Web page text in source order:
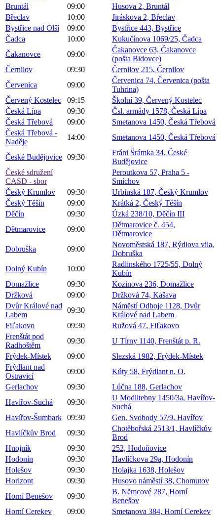
Bruntál
09:00
Husova 2, Bruntál
Břeclav
10:00
Jiráskova 2, Břeclav
Bystřice nad Olší
09:00
Bystřice 443, Bystřice
Čadca
10:00
Kukučínova 1069/25, Čadca
Čakanovce
09:00
Čakanovce 63, Čakanovce
(pošta Bidovce)
Černilov
09:30
Černilov 215, Černilov
Červenica
09:00
Červenica 74, Červenica (pošta
Tuhrina)
Červený Kostelec
09:15
Školní 39, Červený Kostelec
Česká Lípa
09:30
Čsl. armády 1578, Česká Lípa
Česká Třebová
09:00
Smetanova 1450, Česká Třebová
Česká Třebová -
Naděje
14:00 Smetanova 1450, Česká Třebová
České Budějovice 09:30
Fráni Šrámka 34, České
Budějovice
České sdružení
CASD - sbor
Peroutkova 57, Praha 5 -
Smíchov
Český Krumlov
09:30
Urbinská 187, Český Krumlov
Český Těšín
09:00
Krátká 2, Český Těšín
Děčín
09:30
Úzká 238/10, Děčín III
Dětmarovice
09:00
Dětmarovice č. 454,
Dětmarovice
Dobruška
09:00
Novoměstská 187, Rýdlova vila,
Dobruška
Dolný Kubín
10:00
Radlinského 1725/55, Dolný
Kubín
Domažlice
09:30
Kozinova 236, Domažlice
Držková
09:00
Držková 74, Kašava
Dvůr Králové nad
Labem
09:30
Náměstí Odboje 1128, Dvůr
Králové nad Labem
Fiľakovo
09:30
Ružová 47, Fiľakovo
Frenštát pod
Radhoštěm
09:30
U Tírny 1140, Frenštát p. R.
Frýdek-Místek
09:00
Slezská 1982, Frýdek-Místek
Frýdlant nad
Ostravicí
09:00
Kúty 58, Frýdlant n. O.
Gerlachov
09:30
Lúčna 188, Gerlachov
Havířov-Suchá
09:30
U Modlitebny 1450/3a, Havířov-
Suchá
Havířov-Šumbark
09:30
Gen. Svobody 57/9, Havířov
Havlíčkův Brod
09:30
Chotěbořská 2513/1, Havlíčkův
Brod
Hnojník
09:30
252, Hodoňovice
Hodonín
09:30
Havlíčkova 29a, Hodonín
Holešov
09:30
Holajka 1638, Holešov
Horizont
09:30
Husovo náměstí 38, Chomutov
Horní Benešov
09:30
B. Němcové 287, Horní
Benešov
Horní Cerekev
09:00
Smetanova 384, Horní Cerekev